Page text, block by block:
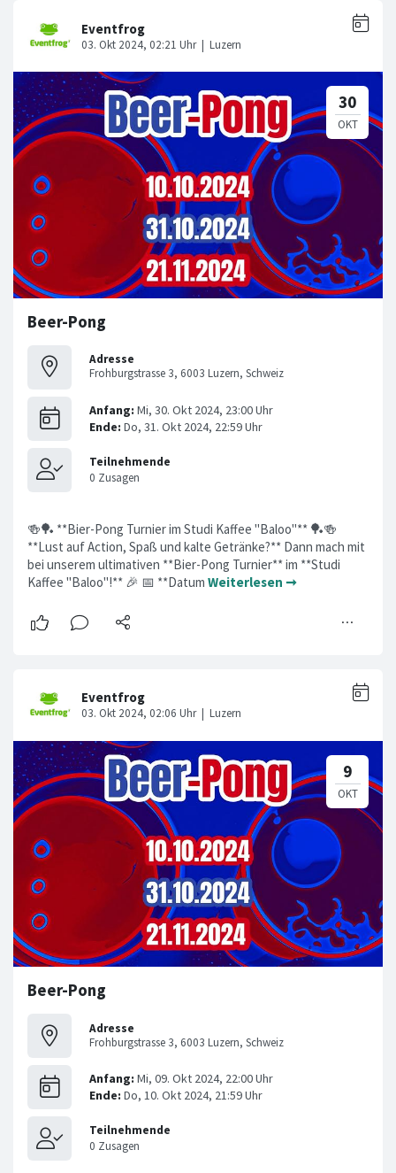
Beer-Pong
Adresse
Frohburgstrasse 3, 6003 Luzern, Schweiz
🍻🏓 **Bier-Pong Turnier im Studi Kaffee "Baloo"** 🏓🍻
**Lust auf Action, Spaß und kalte Getränke?** Dann mach mit
bei unserem ultimativen **Bier-Pong Turnier** im **Studi
Kaffee "Baloo"!** 🎉 📅 **Datum Weiterlesen ➞
Beer-Pong
Adresse
Frohburgstrasse 3, 6003 Luzern, Schweiz